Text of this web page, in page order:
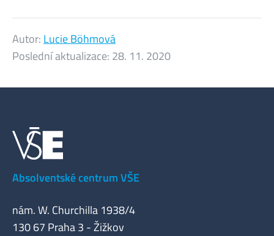
Autor: Lucie Böhmová
Poslední aktualizace: 28. 11. 2020
Absolventské centrum VŠE
nám. W. Churchilla 1938/4
130 67 Praha 3 - Žižkov